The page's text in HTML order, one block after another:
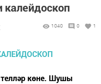
калейдоскоп
1040 0 1
көне. Шушы